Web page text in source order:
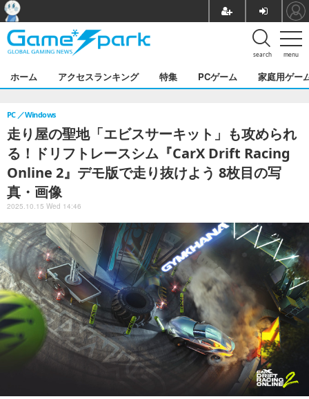
menu
search
ホーム アクセスランキング 特集 PCゲーム 家庭用ゲー
走り屋の聖地「エビスサーキット」も攻められ
る！ドリフトレースシム『CarX Drift Racing
Online 2』デモ版で走り抜けよう 8枚目の写
真・画像
PC Windows
2025.10.15 Wed 14:46